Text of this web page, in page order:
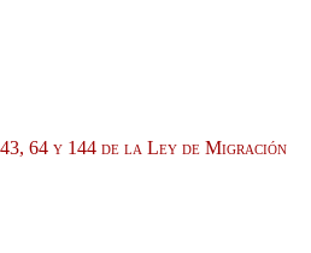
64 y 144 de la Ley de Migración